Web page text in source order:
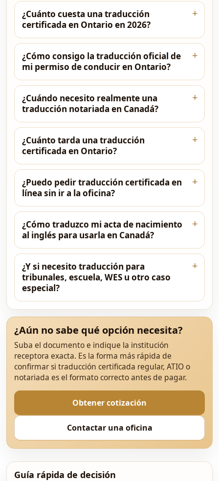
¿Cuánto cuesta una traducción
certificada en Ontario en 2026?
¿Cómo consigo la traducción oficial de
mi permiso de conducir en Ontario?
¿Cuándo necesito realmente una
traducción notariada en Canadá?
¿Cuánto tarda una traducción
certificada en Ontario?
¿Puedo pedir traducción certificada en
línea sin ir a la oficina?
¿Cómo traduzco mi acta de nacimiento
al inglés para usarla en Canadá?
¿Y si necesito traducción para
tribunales, escuela, WES u otro caso
especial?
¿Aún no sabe qué opción necesita?
Suba el documento e indique la institución
receptora exacta. Es la forma más rápida de
confirmar si traducción certificada regular, ATIO o
notariada es el formato correcto antes de pagar.
Obtener cotización
Contactar una oficina
Guía rápida de decisión